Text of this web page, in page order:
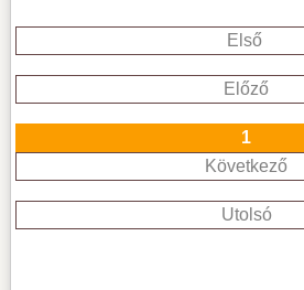
Első
Előző
1
Következő
Utolsó